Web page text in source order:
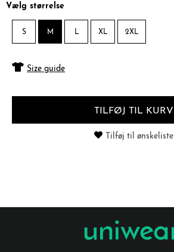
Vælg størrelse
S M L XL 2XL
Size guide
TILFØJ TIL KURV
Tilføj til ønskeliste